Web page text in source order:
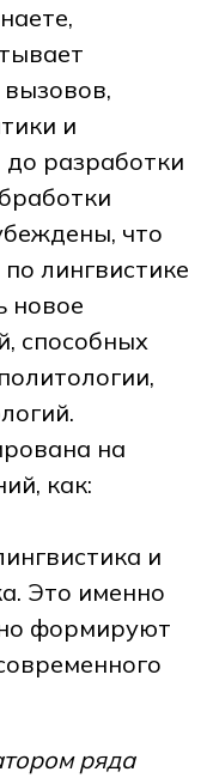
и
разработки
что
лингвистике
новое
способных
на
как:
и
Это именно
формируют
ряда